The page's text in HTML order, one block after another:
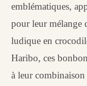
emblématiques,
pour leur mélange
ludique en
Haribo, ces
à leur